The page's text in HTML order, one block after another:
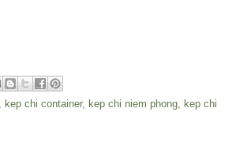
kep chi container, kep chi niem phong
kep chi